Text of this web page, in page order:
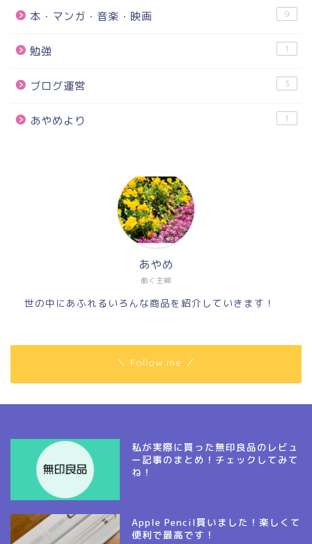
本・マンガ・音楽・映画 9
勉強 1
ブログ運営 3
あやめより 1
働く主婦
あやめ
世の中にあふれるいろんな商品を紹介していきます！
＼ Follow me ／
私が実際に買った無印良品のレビュ
ー記事のまとめ！チェックしてみて
ね！
Apple Pencil買いました！楽しくて
便利で最高です！